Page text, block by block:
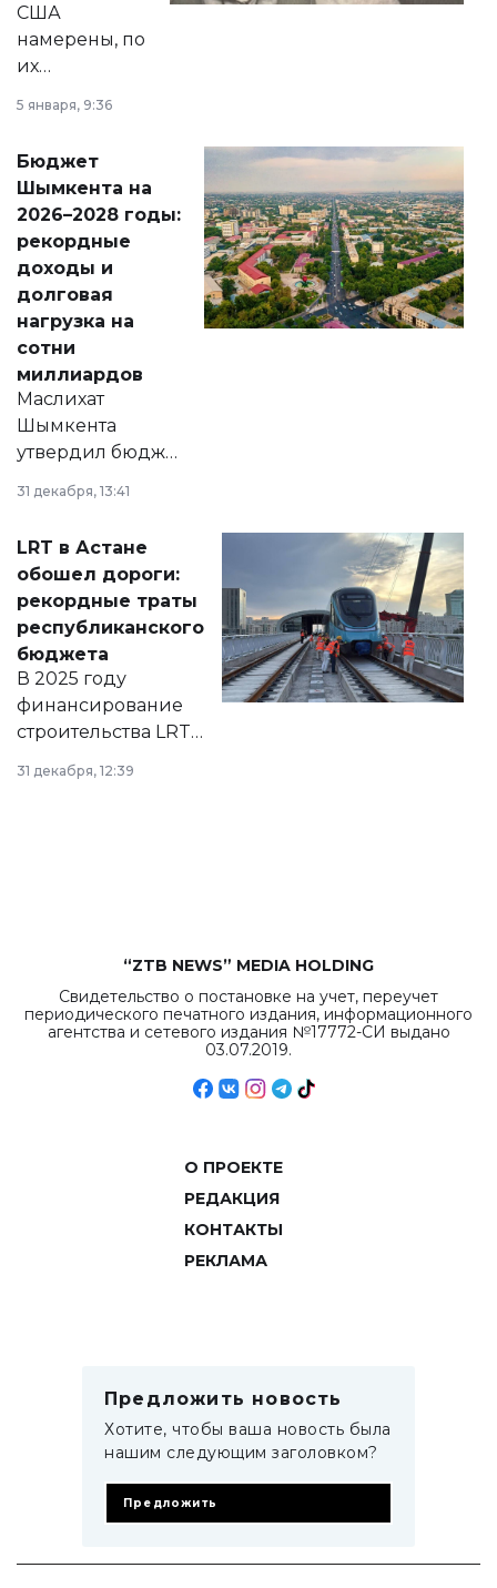
США
намерены, по
их
принести
народу
Венесуэлы.
5 января, 9:36
Бюджет
Шымкента на
2026–2028 годы:
рекордные
доходы и
долговая
нагрузка на
сотни
миллиардов
Маслихат
Шымкента
утвердил бюджет
города на 2026–
2028 годы.
документ
появился в базе
нормативных
правовых актов и
на сайте маслихат
города.
31 декабря, 13:41
LRT в Астане
обошел дороги:
рекордные траты
республиканского
бюджета
В 2025 году
финансирование
строительства LRT
в Астане из
республиканского
31 декабря, 12:39
“ZTB NEWS” MEDIA HOLDING
Свидетельство о постановке на учет, переучет
периодического печатного издания, информационного
агентства и сетевого издания №17772-СИ выдано
03.07.2019.
О ПРОЕКТЕ
РЕДАКЦИЯ
КОНТАКТЫ
РЕКЛАМА
Предложить новость
Хотите, чтобы ваша новость была
нашим следующим заголовком?
Предложить